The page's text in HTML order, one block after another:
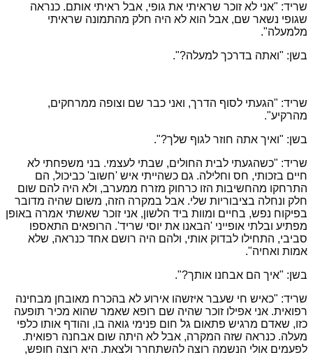
שריד: "אני לא זוכר שראיתי את גופי, אבל ראיתי אותם. כנראה
שגופי נשאר שם, אבל הוא לא היה חלק מהתמונה שראיתי
מלמעלה".
בשן: "ואתה בדרכך למעלה?".
שריד: "הגעתי לסוף הדרך, ואני כבר שם וצופה ממרחקים,
מהרקיע".
בשן: "ואיך אתה חוזר לגוף שלך?".
שריד: "כשהגעתי לבית החולים, שבתי לעצמי. בני משפחתי לא
חיים בזכותי, חס וחלילה. גם כשהייתי איש 'חשוב' כביכול, הם
התרחקו מהחשיבות הזו כרחוק מזרח ממערב, ולא היה להם שום
חלק ונחלה בציבוריות שלי. אבל במקרה הזה, משום שהיה מדובר
בפיקוח נפש, בחיים ומוות ביד הלשון, אני זוכר שאשתי אמרה באופן
מפתיע ובלתי אופייני 'הבאנו את יוסי שריד'. הרופאים התאספו
סביבי, התחילו לבדוק אותי, ולהם היה רושם אחד כנראה, שלא
אמות ואחיה".
בשן: "איך הם אבחנו אותך?".
שריד: "כאיש חי שעבר איזשהו אירוע לא בהכרח מאובחן מבחינה
רפואית. אני אפילו זוכר שהיה שם רופא שאמר שהוא מכיר תופעה
כזו, שאדם מרגיש פתאום גל חום פנימי גואה בו, והודף אותו כלפי
מעלה. כנראה שזה המקרה, אבל לא היתה שום אבחנה רפואית.
לפעמים אולי הנשמה רוצה להשתחרר ולצאת. היא רוצה חופש,